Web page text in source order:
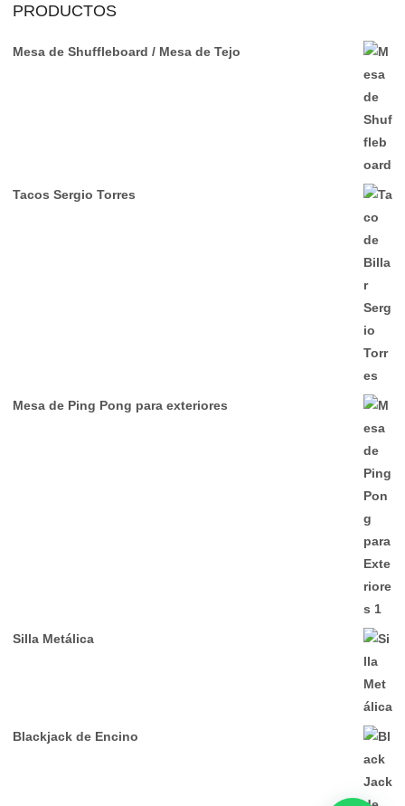
PRODUCTOS
Mesa de Shuffleboard / Mesa de Tejo
Tacos Sergio Torres
Mesa de Ping Pong para exteriores
Silla Metálica
Blackjack de Encino